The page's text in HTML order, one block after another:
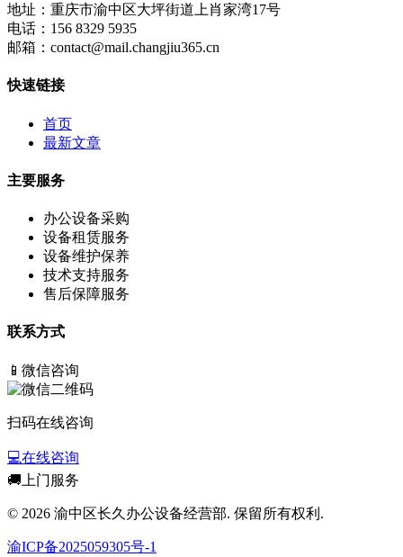
地址： 重庆市渝中区大坪街道上肖家湾17号
电话： 156 8329 5935
邮箱： contact@mail.changjiu365.cn
快速链接
首页
最新文章
主要服务
办公设备采购
设备租赁服务
设备维护保养
技术支持服务
售后保障服务
联系方式
📱 微信咨询
扫码在线咨询
💻在线咨询
🚚 上门服务
© 2026 渝中区长久办公设备经营部. 保留所有权利.
渝ICP备2025059305号-1